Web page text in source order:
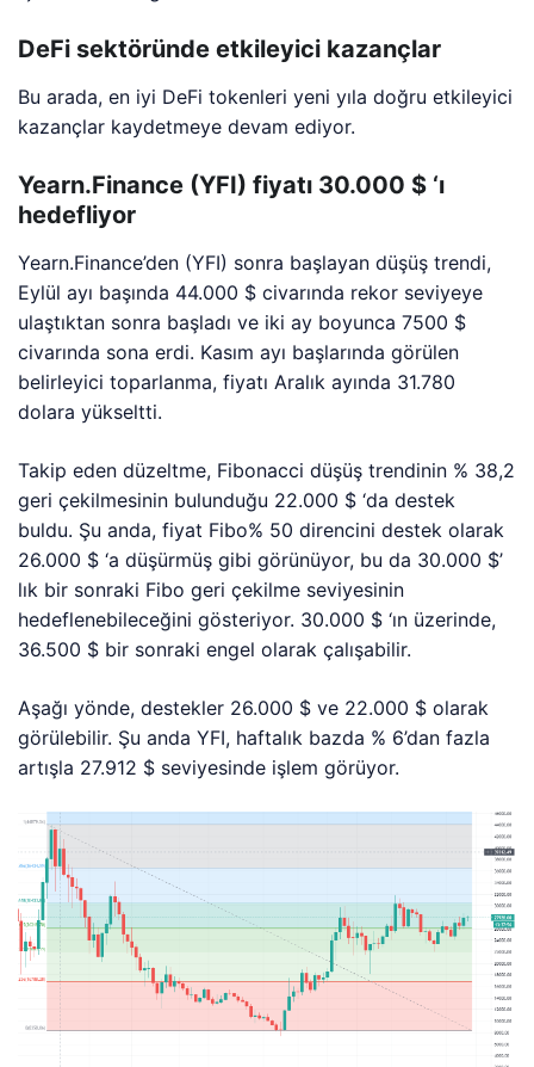
DeFi sektöründe etkileyici kazançlar
Bu arada, en iyi DeFi tokenleri yeni yıla doğru etkileyici
kazançlar kaydetmeye devam ediyor.
Yearn.Finance (YFI) fiyatı 30.000 $ ‘ı
hedefliyor
Yearn.Finance’den (YFI) sonra başlayan düşüş trendi,
Eylül ayı başında 44.000 $ civarında rekor seviyeye
ulaştıktan sonra başladı ve iki ay boyunca 7500 $
civarında sona erdi. Kasım ayı başlarında görülen
belirleyici toparlanma, fiyatı Aralık ayında 31.780
dolara yükseltti.
Takip eden düzeltme, Fibonacci düşüş trendinin % 38,2
geri çekilmesinin bulunduğu 22.000 $ ‘da destek
buldu. Şu anda, fiyat Fibo% 50 direncini destek olarak
26.000 $ ‘a düşürmüş gibi görünüyor, bu da 30.000 $’
lık bir sonraki Fibo geri çekilme seviyesinin
hedeflenebileceğini gösteriyor. 30.000 $ ‘ın üzerinde,
36.500 $ bir sonraki engel olarak çalışabilir.
Aşağı yönde, destekler 26.000 $ ve 22.000 $ olarak
görülebilir. Şu anda YFI, haftalık bazda % 6’dan fazla
artışla 27.912 $ seviyesinde işlem görüyor.